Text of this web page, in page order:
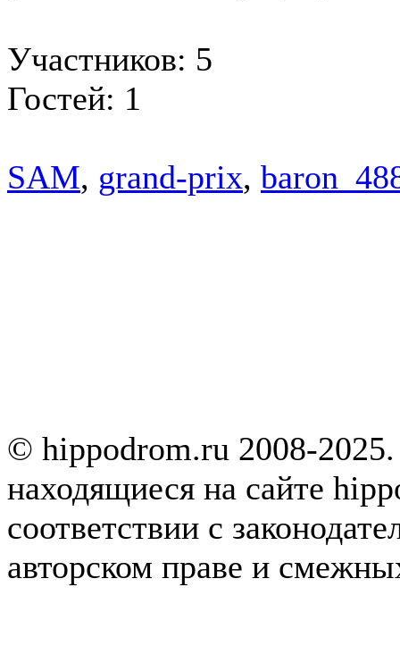
Участников: 5
Гостей: 1
SAM, grand-prix,
© hippodrom.ru 2008-
находящиеся на сайте
соответствии с
авторском праве и